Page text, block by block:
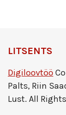
LITSENTS
Digiloovtöö
Palts, Riin
Lust. All